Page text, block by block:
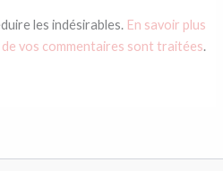
les indésirables. En savoir plus
vos commentaires sont traitées.